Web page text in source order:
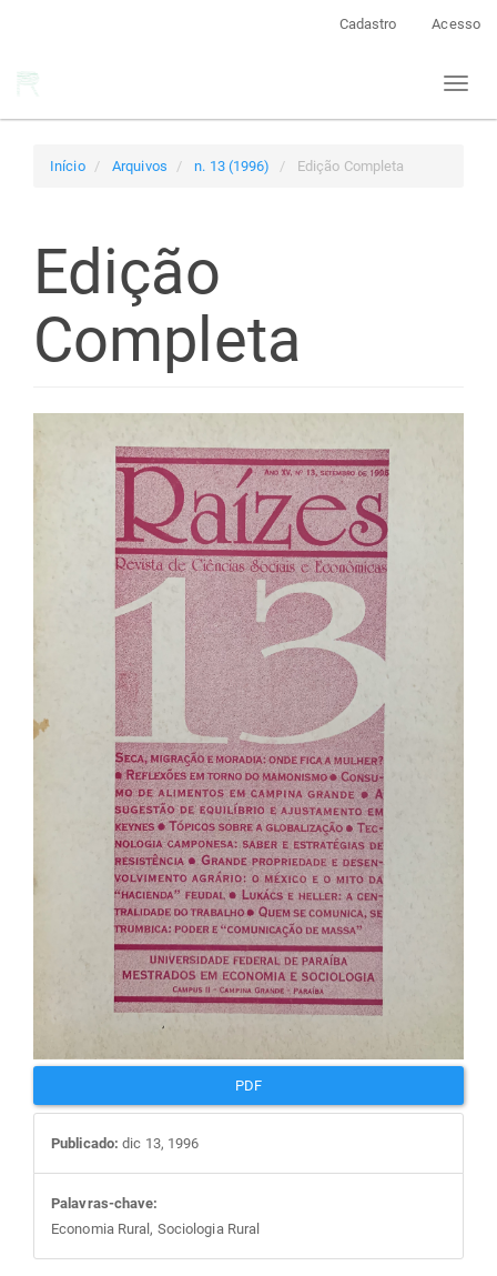
Cadastro Acesso
Toggle
Início Arquivos n. 13 (1996) Edição Completa
Edição
Completa
Barra
lateral
artigos
PDF
Publicado: dic 13, 1996
Palavras-chave:
Economia Rural, Sociologia Rural